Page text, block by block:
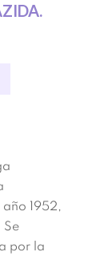
año
1952,
Se
por la